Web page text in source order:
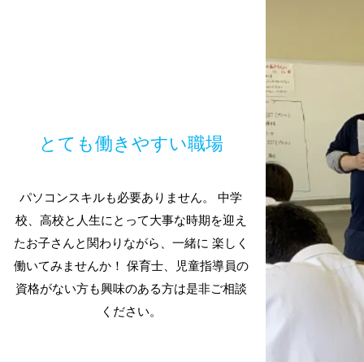
とても働きやすい職場
パソコンスキルも必要ありません。 中学
校、高校と人生にとって大事な時期を迎え
たお子さんと関わりながら、一緒に 楽しく
働いてみませんか！ 保育士、児童指導員の
資格がない方も興味のある方は是非ご相談
ください。